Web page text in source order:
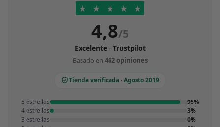
★ ★ ★ ★ ★
4,8/5
Excelente · Trustpilot
Basado en 462 opiniones
Tienda verificada · Agosto 2019
5 estrellas
95%
4 estrellas
3%
3 estrellas
0%